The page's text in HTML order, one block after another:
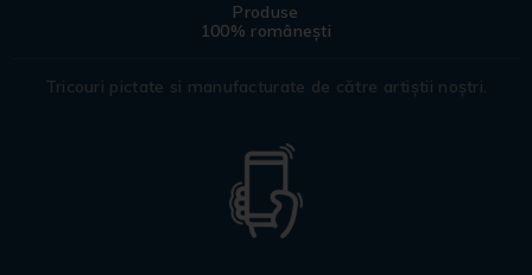
Produse
100% românești
Tricouri pictate si manufacturate de către artiștii noștri.